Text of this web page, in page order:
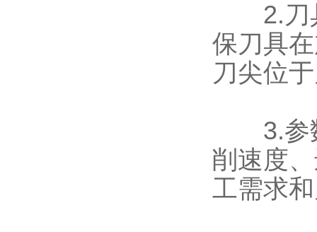
2.刀具
保刀具
刀尖位
3.参数
削速度
工需求